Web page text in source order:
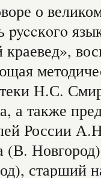
о
pyccкoгo
Н.С.
а также
России
(В.
старший